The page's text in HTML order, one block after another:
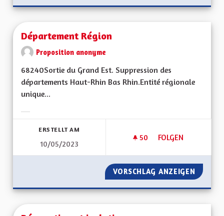
Département Région
Proposition anonyme
68240Sortie du Grand Est. Suppression des
départements Haut-Rhin Bas Rhin.Entité régionale
unique...
ERSTELLT AM
10/05/2023
50 50 FOLLOWER
FOLGEN
DÉPARTEMENT
VORSCHLAG ANZEIGEN